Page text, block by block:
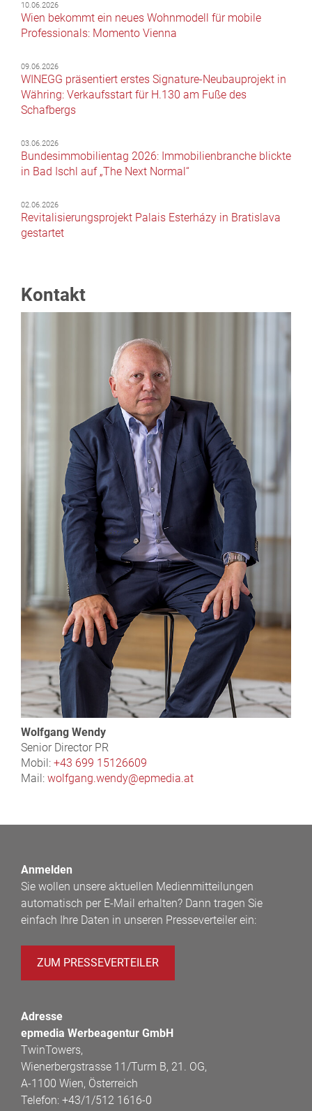
10.06.2026
Wien bekommt ein neues Wohnmodell für mobile
Professionals: Momento Vienna
09.06.2026
WINEGG präsentiert erstes Signature-Neubauprojekt in
Währing: Verkaufsstart für H.130 am Fuße des
Schafbergs
03.06.2026
Bundesimmobilientag 2026: Immobilienbranche blickte
in Bad Ischl auf „The Next Normal“
02.06.2026
Revitalisierungsprojekt Palais Esterházy in Bratislava
gestartet
Kontakt
Wolfgang Wendy
Senior Director PR
Mobil: +43 699 15126609
Mail: wolfgang.wendy@epmedia.at
Anmelden
Sie wollen unsere aktuellen Medienmitteilungen
automatisch per E-Mail erhalten? Dann tragen Sie
einfach Ihre Daten in unseren Presseverteiler ein:
ZUM PRESSEVERTEILER
Adresse
epmedia Werbeagentur GmbH
TwinTowers,
Wienerbergstrasse 11/Turm B, 21. OG,
A-1100 Wien, Österreich
Telefon: +43/1/512 1616-0